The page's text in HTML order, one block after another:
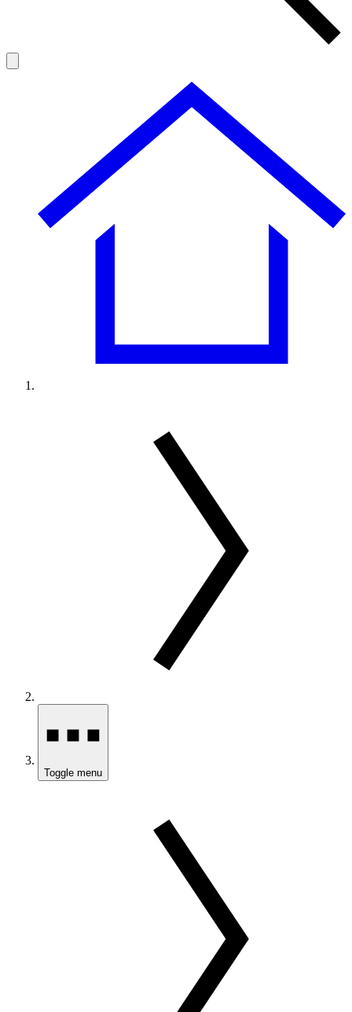
Toggle menu